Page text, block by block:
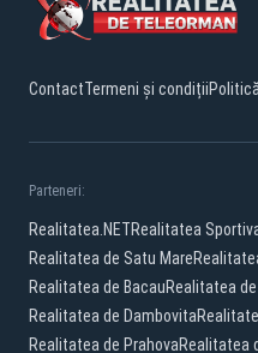
ContactTermeni și condiții
Parteneri:
Realitatea.NETRealitatea
Realitatea de Satu Mare
Realitatea de BacauRealitatea
Realitatea de Dambovita
Realitatea de PrahovaRealitatea